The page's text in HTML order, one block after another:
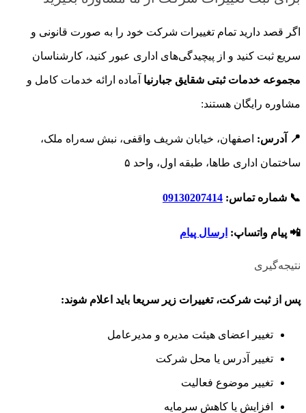
اگر قصد دارید تمام تغییرات شرکت خود را به صورت قانونی و
سریع ثبت کنید و از پیچیدگی‌های اداری عبور کنید، کارشناسان
مجموعه خدمات ثبتی شقایق جبارنیا آماده ارائه خدمات کامل و
مشاوره رایگان هستند:
📍 آدرس: اصفهان، خیابان شریف واقفی، نبش سه‌راه ملک،
ساختمان اداری طاها، طبقه اول، واحد ۵
📞 شماره تماس: 09130207414
📲 پیام واتساپ: ارسال پیام
نتیجه‌گیری
پس از ثبت شرکت، تغییرات زیر سریعا باید اعلام شوند:
تغییر اعضای هیئت مدیره و مدیرعامل
تغییر آدرس یا محل شرکت
تغییر موضوع فعالیت
افزایش یا کاهش سرمایه